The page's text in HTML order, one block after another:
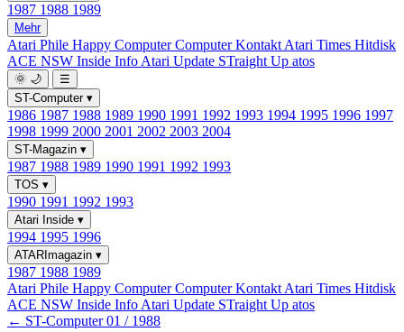
1987 1988 1989
Mehr
Atari Phile Happy ComputerComputer Kontakt Atari Times Hitdisk
ACE NSW Inside Info Atari Update STraight Up atos
🌞 🌙
☰
ST-Computer ▾
1986 1987 1988 1989 1990 1991 1992 1993 1994 1995 1996 1997
1998 1999 2000 2001 2002 2003 2004
ST-Magazin ▾
1987 1988 1989 1990 1991 1992 1993
TOS ▾
1990 1991 1992 1993
Atari Inside ▾
1994 1995 1996
ATARImagazin ▾
1987 1988 1989
Atari Phile Happy ComputerComputer Kontakt Atari Times Hitdisk
ACE NSW Inside Info Atari Update STraight Up atos
← ST-Computer 01 / 1988